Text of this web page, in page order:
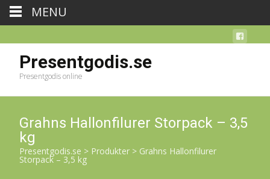
Presentgodis.se
Presentgodis online
Grahns Hallonfilurer Storpack – 3,5
kg
Presentgodis.se > Produkter > Grahns Hallonfilurer
Storpack – 3,5 kg
MENU